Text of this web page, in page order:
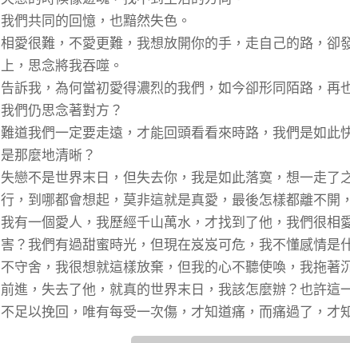
我們共同的回憶，也黯然失色。
相愛很難，不愛更難，我想放開你的手，走自己的路，卻
上，思念將我吞噬。
告訴我，為何當初愛得濃烈的我們，如今卻形同陌路，再
我們仍思念著對方？
難道我們一定要走遠，才能回頭看看來時路，我們是如此
是那麼地清晰？
失戀不是世界末日，但失去你，我是如此落寞，想一走了
行，到哪都會想起，莫非這就是真愛，最後怎樣都離不開
我有一個愛人，我歷經千山萬水，才找到了他，我們很相
害？我們有過甜蜜時光，但現在岌岌可危，我不懂感情是
不守舍，我很想就這樣放棄，但我的心不聽使喚，我拖著
前進，失去了他，就真的世界末日，我該怎麼辦？也許這
不足以挽回，唯有每受一次傷，才知道痛，而痛過了，才